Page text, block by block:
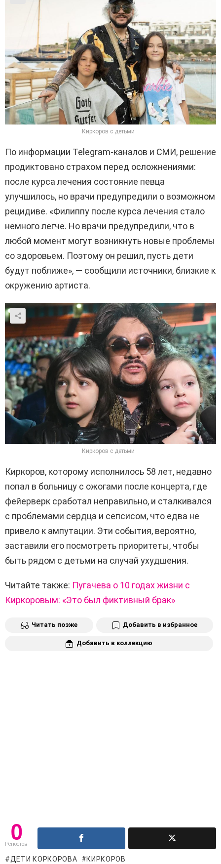
Киркоров с детьми
По информации Telegram-каналов и СМИ, решение
продиктовано страхом перед осложнениями:
после курса лечения состояние певца
улучшилось, но врачи предупредили о возможном
рецидиве. «Филиппу после курса лечения стало
немного легче. Но врачи предупредили, что в
любой момент могут возникнуть новые проблемы
со здоровьем. Поэтому он решил, пусть дети
будут поближе», — сообщили источники, близкие к
окружению артиста.
Киркоров с детьми
Киркоров, которому исполнилось 58 лет, недавно
попал в больницу с ожогами после концерта, где
фейерверк сработал неправильно, и сталкивался
с проблемами сердца и сепсисом, что едва не
привело к ампутации. Эти события, вероятно,
заставили его посмотреть приоритеты, чтобы
быть рядом с детьми на случай ухудшения.
Читайте также: Пугачева о 10 годах жизни с
Киркоровым: «Это был фиктивный брак»
Читать позже Добавить в избранное
Добавить в коллекцию
0
Репостов
ДЕТИ КОРКОРОВА
КИРКОРОВ